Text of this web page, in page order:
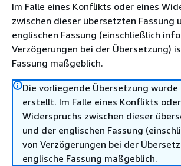
Im Falle eines Konflikts oder eines
zwischen dieser übersetzten Fassung
englischen Fassung (einschließlich
Verzögerungen bei der Übersetzung)
Fassung maßgeblich.
Die vorliegende Übersetzung wurde
erstellt. Im Falle eines Konflikts
Widerspruchs zwischen dieser
und der englischen Fassung
von Verzögerungen bei der
englische Fassung maßgeblich.